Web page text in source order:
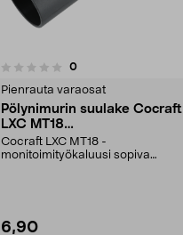
0arvostelut
Pienrauta varaosat
Pölynimurin suulake Cocraft
LXC MT18
monitoimityökaluun
Cocraft LXC MT18 -
monitoimityökaluusi sopiva
6,90